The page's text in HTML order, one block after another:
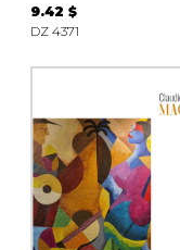
9.42 $
DZ 4371